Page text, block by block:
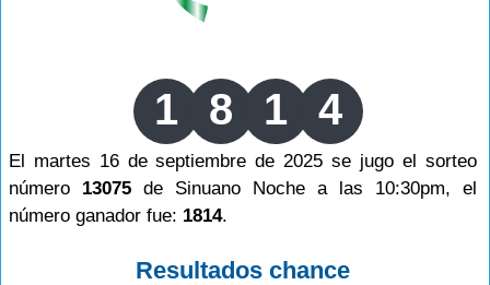
1 8 1 4
El martes 16 de septiembre de 2025 se jugo el sorteo
número 13075de Sinuano Noche a las 10:30pm, el
número ganador fue: 1814.
Resultados chance